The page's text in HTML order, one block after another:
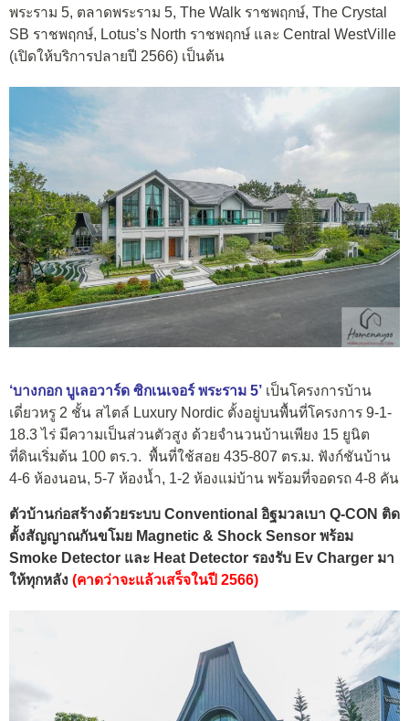
พระราม 5, ตลาดพระราม 5, The Walk ราชพฤกษ์, The Crystal
SB ราชพฤกษ์, Lotus’s North ราชพฤกษ์ และ Central WestVille
(เปิดให้บริการปลายปี 2566) เป็นต้น
‘บางกอก บูเลอวาร์ด ซิกเนเจอร์ พระราม 5’ เป็นโครงการบ้าน
เดี่ยวหรู 2 ชั้น สไตล์ Luxury Nordic ตั้งอยู่บนพื้นที่โครงการ 9-1-
18.3 ไร่ มีความเป็นส่วนตัวสูง ด้วยจำนวนบ้านเพียง 15 ยูนิต
ที่ดินเริ่มต้น 100 ตร.ว. พื้นที่ใช้สอย 435-807 ตร.ม. ฟังก์ชันบ้าน
4-6 ห้องนอน, 5-7 ห้องน้ำ, 1-2 ห้องแม่บ้าน พร้อมที่จอดรถ 4-8 คัน
ตัวบ้านก่อสร้างด้วยระบบ Conventional อิฐมวลเบา Q-CON ติด
ตั้งสัญญาณกันขโมย Magnetic & Shock Sensor พร้อม
Smoke Detector และ Heat Detector รองรับ Ev Charger มา
ให้ทุกหลัง (คาดว่าจะแล้วเสร็จในปี 2566)